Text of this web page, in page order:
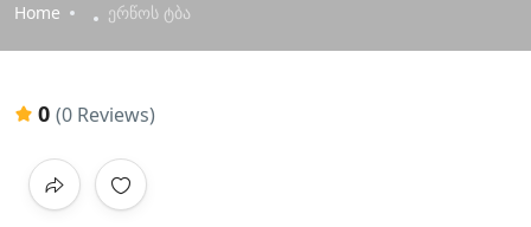
Home ერწოს ტბა
0 (0 Reviews)